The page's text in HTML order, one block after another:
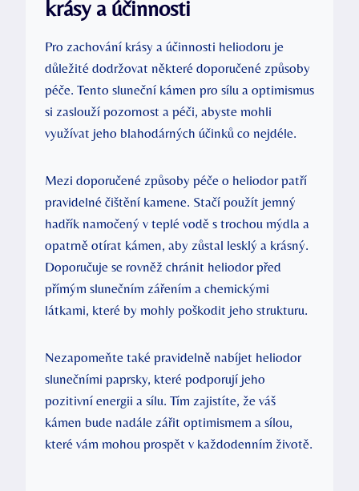
krásy a účinnosti
Pro zachování krásy a účinnosti heliodoru je
důležité dodržovat některé doporučené způsoby
péče. Tento sluneční kámen pro sílu a optimismus
si zaslouží pozornost a péči, abyste mohli
využívat jeho blahodárných účinků co nejdéle.
Mezi doporučené způsoby péče o heliodor patří
pravidelné čištění kamene. Stačí použít jemný
hadřík namočený v teplé vodě s trochou mýdla a
opatrně otírat kámen, aby zůstal lesklý a krásný.
Doporučuje se rovněž chránit heliodor před
přímým slunečním zářením a chemickými
látkami, které by mohly poškodit jeho strukturu.
Nezapomeňte také pravidelně nabíjet heliodor
slunečními paprsky, které podporují jeho
pozitivní energii a sílu. Tím zajistíte, že váš
kámen bude nadále zářit optimismem a sílou,
které vám mohou prospět v každodenním životě.